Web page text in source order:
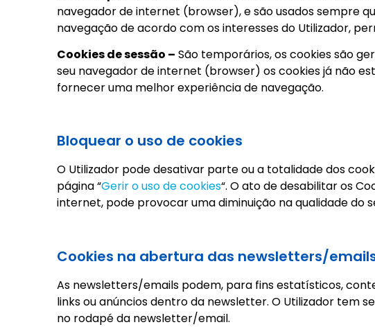
navegador de internet (browser), e são usados sempre
navegação de acordo com os interesses do Utilizador,
Cookies de sessão – São temporários, os cookies são
seu navegador de internet (browser) os cookies já não
fornecer uma melhor experiência de navegação.
Bloquear o uso de cookies
O Utilizador pode desativar parte ou a totalidade dos
página “Gerir o uso de cookies“. O ato de desabilitar os
internet, pode provocar uma diminuição na qualidade do
Cookies na abertura das newsletters/
As newsletters/emails podem, para fins estatísticos,
links ou anúncios dentro da newsletter. O Utilizador tem
no rodapé da newsletter/email.